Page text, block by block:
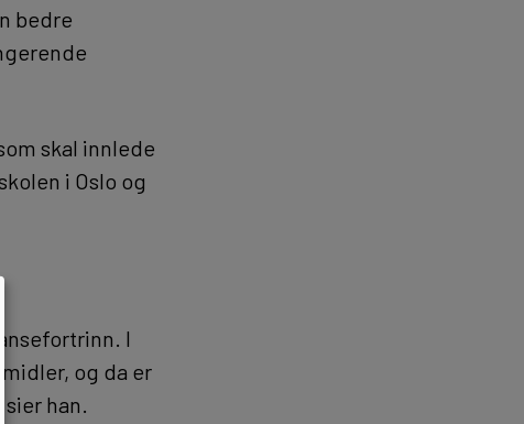
bedre
skal innlede
i Oslo og
I
og da er
han.